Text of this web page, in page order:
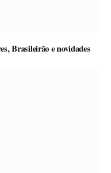
Brasileirão e novidades